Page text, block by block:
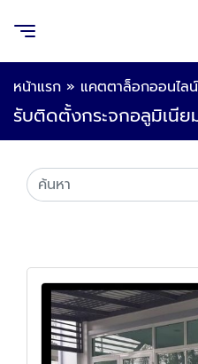
หน้าแรก » แคตตาล็อกออนไลน์
รับติดตั้งกระจกอลูมิเนี